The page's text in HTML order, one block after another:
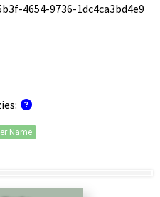
4654-9736-1dc4ca3bd4e9
Name